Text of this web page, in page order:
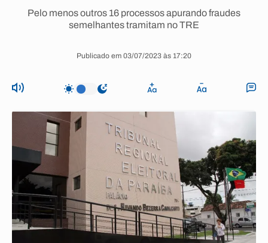
Pelo menos outros 16 processos apurando fraudes
semelhantes tramitam no TRE
Publicado em 03/07/2023 às 17:20